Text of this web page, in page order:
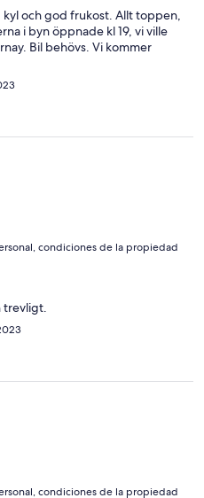
och god frukost. Allt toppen,
i byn öppnade kl 19, vi ville
Bil behövs. Vi kommer
condiciones de la propiedad
trevligt.
condiciones de la propiedad